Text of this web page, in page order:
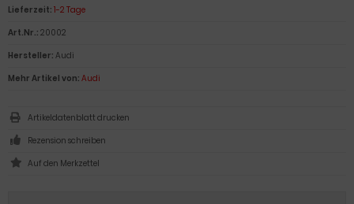
Lieferzeit: 1-2 Tage
Art.Nr.: 20002
Hersteller: Audi
Mehr Artikel von: Audi
Artikeldatenblatt drucken
Rezension schreiben